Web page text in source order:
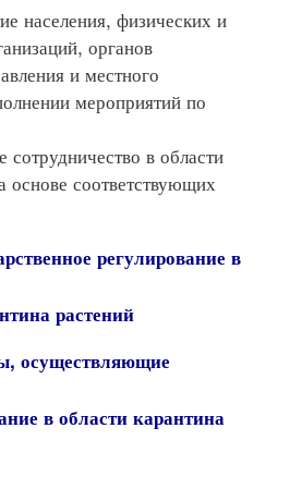
населения, физических и
органов
и местного
мероприятий по
в области
основе соответствующих
регулирование в
осуществляющие
области карантина